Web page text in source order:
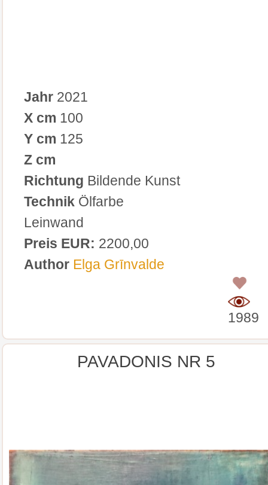
Jahr 2021
X cm 100
Y cm 125
Z cm
Richtung Bildende Kunst
Technik Ölfarbe
Leinwand
Preis EUR: 2200,00
Author Elga Grīnvalde
1989
PAVADONIS NR 5